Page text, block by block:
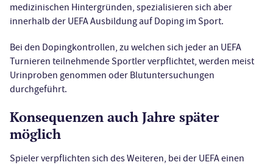
medizinischen Hintergründen, spezialisieren sich aber
innerhalb der UEFA Ausbildung auf Doping im Sport.
Bei den Dopingkontrollen, zu welchen sich jeder an UEFA
Turnieren teilnehmende Sportler verpflichtet, werden meist
Urinproben genommen oder Blutuntersuchungen
durchgeführt.
Konsequenzen auch Jahre später
möglich
Spieler verpflichten sich des Weiteren, bei der UEFA einen